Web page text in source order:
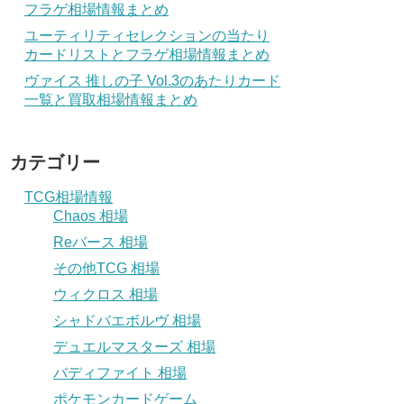
フラゲ相場情報まとめ
ユーティリティセレクションの当たり
カードリストとフラゲ相場情報まとめ
ヴァイス 推しの子 Vol.3のあたりカード
一覧と買取相場情報まとめ
カテゴリー
TCG相場情報
Chaos 相場
Reバース 相場
その他TCG 相場
ウィクロス 相場
シャドバエボルヴ 相場
デュエルマスターズ 相場
バディファイト 相場
ポケモンカードゲーム